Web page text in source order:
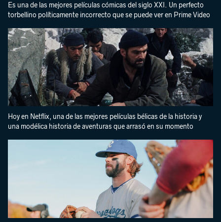
Es una de las mejores películas cómicas del siglo XXI. Un perfecto
torbellino políticamente incorrecto que se puede ver en Prime Video
Hoy en Netflix, una de las mejores películas bélicas de la historia y
una modélica historia de aventuras que arrasó en su momento